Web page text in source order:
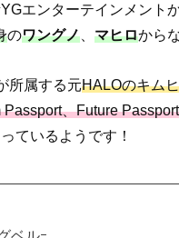
エンターテインメント
のワングノ マヒロから
所属する元HALOのキム
Passport、Future
ているようです！